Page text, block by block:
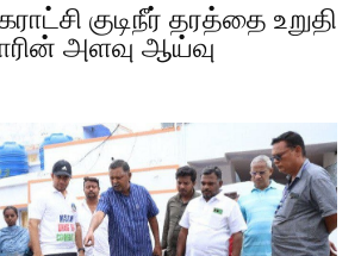
குடிநீர் தரத்தை உறுதி
அளவு ஆய்வு